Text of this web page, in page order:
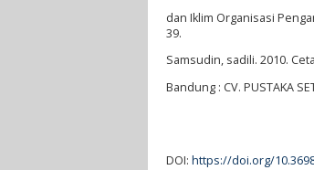
dan Iklim Organisasi
39.
Samsudin, sadili. 2010.
Bandung : CV. PUSTAKA
DOI: https://doi.org/